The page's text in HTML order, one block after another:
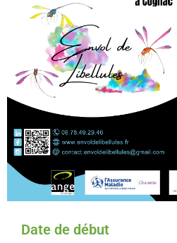
Date de début